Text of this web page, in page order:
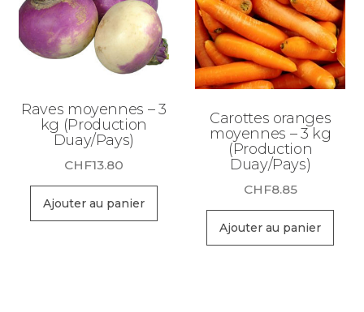
Raves moyennes – 3
kg (Production
Duay/Pays)
CHF13.80
Ajouter au panier
Carottes oranges
moyennes – 3 kg
(Production
Duay/Pays)
CHF8.85
Ajouter au panier